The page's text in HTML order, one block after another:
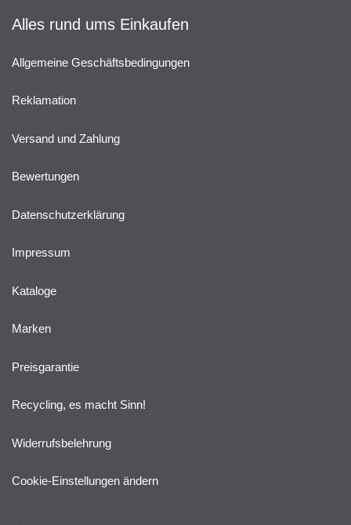
Alles rund ums Einkaufen
Allgemeine Geschäftsbedingungen
Reklamation
Versand und Zahlung
Bewertungen
Datenschutzerklärung
Impressum
Kataloge
Marken
Preisgarantie
Recycling, es macht Sinn!
Widerrufsbelehrung
Cookie-Einstellungen ändern